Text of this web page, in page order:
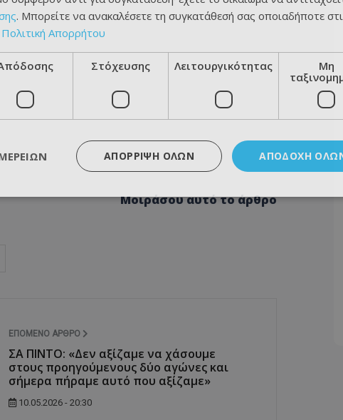
Μοιράσου αυτό το άρθρο
ΕΠΌΜΕΝΟ ΆΡΘΡΟ
ΣΑ ΠΙΝΤΟ: «Δεν αξίζαμε να χάσουμε
στους προηγούμενους δύο αγώνες και
σήμερα πήραμε αυτό που αξίζαμε»
10.05.2026 - 20:30
. Μπορείτε να ανακαλέσετε τη συγκατάθεσή σας οποιαδήποτε
Πολιτική Απορρήτου
Στόχευσης Λειτουργικότητας
Μη
ΑΠΟΔΟΧΉ
ΑΠΌΡΡΙΨΗ ΌΛΩΝ